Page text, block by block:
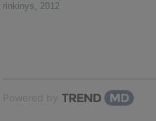
rinkinys, 2012
Powered by